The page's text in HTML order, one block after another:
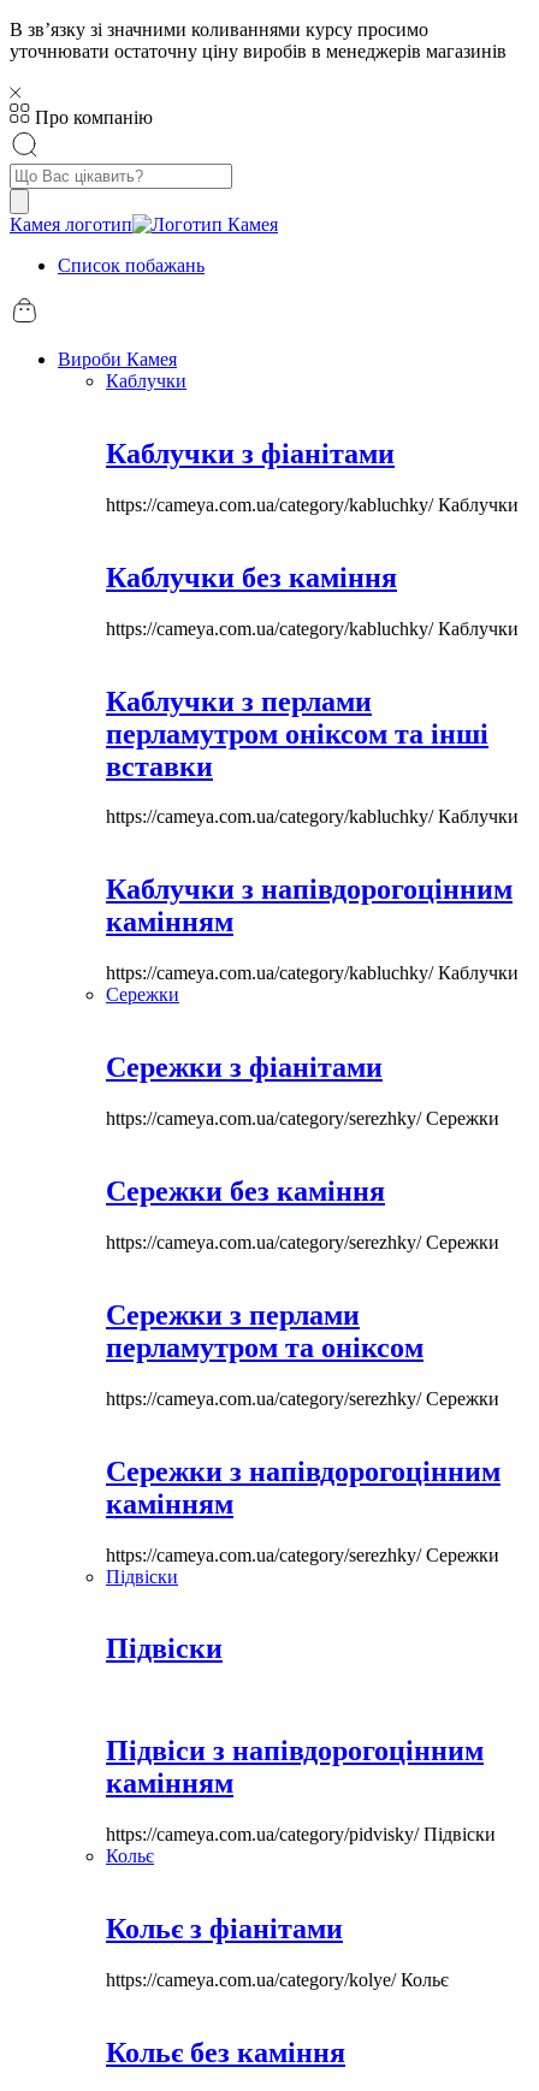
В звʼязку зі значними коливаннями курсу просимо
уточнювати остаточну ціну виробів в менеджерів магазинів
Про компанію
Пошук
товарів
Камея логотип
Список побажань
Вироби Камея
Каблучки
Каблучки з фіанітами
https://cameya.com.ua/category/kabluchky/Каблучки
Каблучки без каміння
https://cameya.com.ua/category/kabluchky/Каблучки
Каблучки з перлами
перламутром оніксом та інші
вставки
https://cameya.com.ua/category/kabluchky/Каблучки
Каблучки з напівдорогоцінним
камінням
https://cameya.com.ua/category/kabluchky/Каблучки
Сережки
Сережки з фіанітами
https://cameya.com.ua/category/serezhky/Сережки
Сережки без каміння
https://cameya.com.ua/category/serezhky/Сережки
Сережки з перлами
перламутром та оніксом
https://cameya.com.ua/category/serezhky/Сережки
Сережки з напівдорогоцінним
камінням
https://cameya.com.ua/category/serezhky/Сережки
Підвіски
Підвіски
Підвіси з напівдорогоцінним
камінням
https://cameya.com.ua/category/pidvisky/Підвіски
Кольє
Кольє з фіанітами
https://cameya.com.ua/category/kolye/Кольє
Кольє без каміння